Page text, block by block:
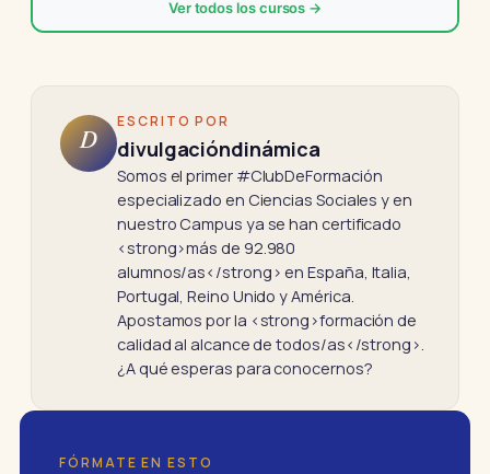
Ver todos los cursos →
D
ESCRITO POR
divulgacióndinámica
Somos el primer #ClubDeFormación
especializado en Ciencias Sociales y en
nuestro Campus ya se han certificado
<strong>más de 92.980
alumnos/as</strong> en España, Italia,
Portugal, Reino Unido y América.
Apostamos por la <strong>formación de
calidad al alcance de todos/as</strong>.
¿A qué esperas para conocernos?
FÓRMATE EN ESTO